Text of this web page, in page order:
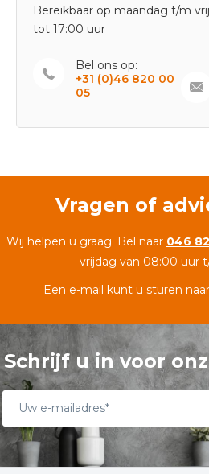
Bereikbaar op maandag t/m
tot 17:00 uur
Bel ons op:
+31 (0)46 820 00
05
Vragen of
Wij helpen u graag. Bel naar 046
vrijdag van 08:00 uur
Een e-mail kunt u sturen naar
Schrijf u in voor